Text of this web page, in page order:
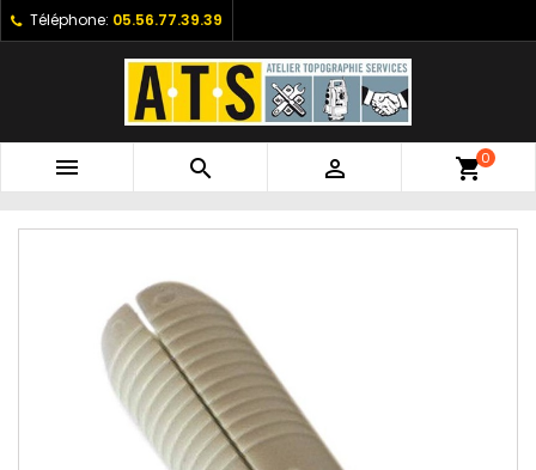
Téléphone: 05.56.77.39.39
   shopping_cart0